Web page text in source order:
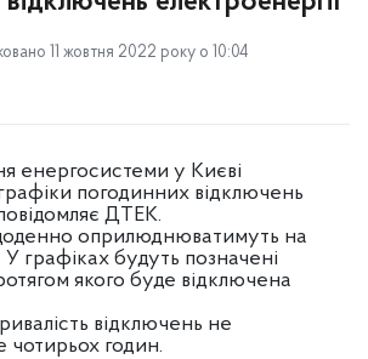
11 жовтня 2022 року о 10:04
енергосистеми у Києві
погодинних відключень
ДТЕК.
щоденно оприлюднюватимуть на
графіках будуть позначені
якого буде відключена
відключень не
годин.